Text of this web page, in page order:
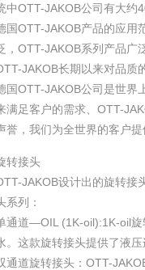
中OTT-JAKOB公司有大约
国OTT-JAKOB产品的应用
，OTT-JAKOB系列产品广
JAKOB长期以来对品质
国OTT-JAKOB公司是世界
满足客户的需求、OTT-
誉，我们为全世界的客户
转接头
JAKOB设计出的旋转接
系列：
通道—OIL (1K-oil):1K-oil旋
。这款旋转接头提供了液压
通道旋转接头：OTT-